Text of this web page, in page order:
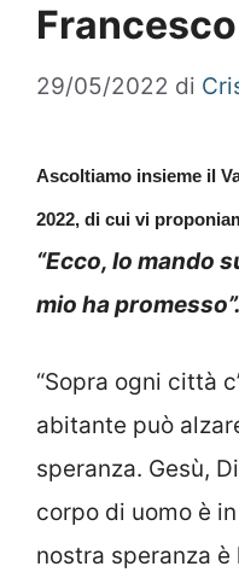
Francesco
29/05/2022 di
Ascoltiamo insieme il
2022, di cui vi
“Ecco, Io mando
mio ha promesso”.
“Sopra ogni città
abitante può
speranza. Gesù,
corpo di uomo è
nostra speranza è